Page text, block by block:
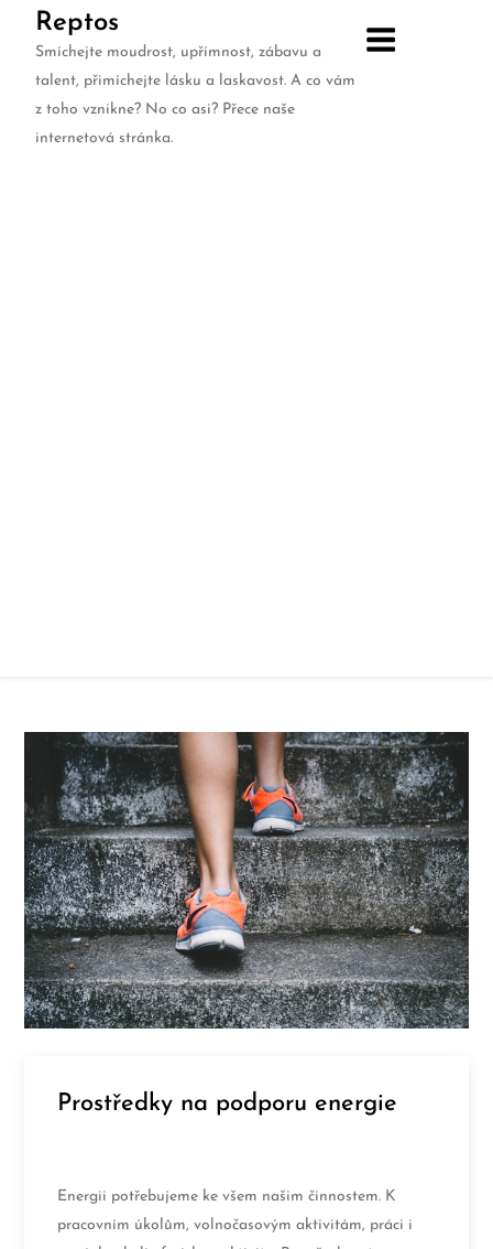
Reptos
Smíchejte moudrost, upřímnost, zábavu a
talent, přimíchejte lásku a laskavost. A co vám
z toho vznikne? No co asi? Přece naše
internetová stránka.
Prostředky na podporu energie
Energii potřebujeme ke všem našim činnostem. K
pracovním úkolům, volnočasovým aktivitám, práci i